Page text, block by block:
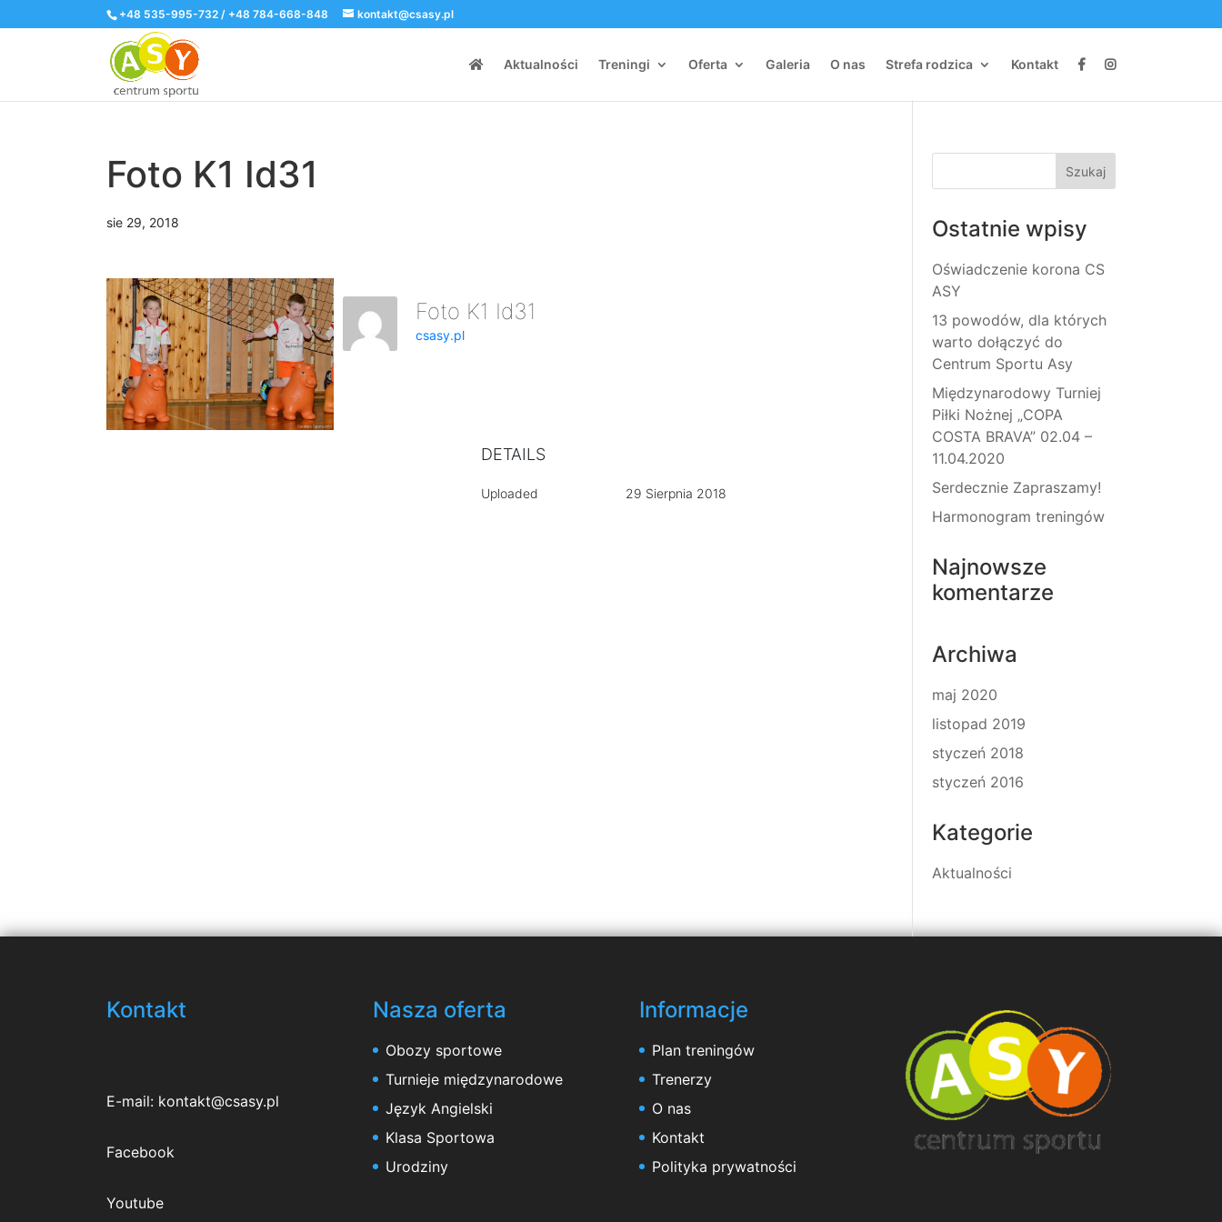
+48 535-995-732 / +48 784-668-848 kontakt@csasy.pl
Aktualności Treningi Oferta Galeria O nas Strefa rodzica Kontakt
Foto K1 Id31
sie 29, 2018
Foto K1 Id31
csasy.pl
DETAILS
Uploaded 29 Sierpnia 2018
Ostatnie wpisy
Oświadczenie korona CS
ASY
13 powodów, dla których
warto dołączyć do
Centrum Sportu Asy
Międzynarodowy Turniej
Piłki Nożnej „COPA
COSTA BRAVA” 02.04 –
11.04.2020
Serdecznie Zapraszamy!
Harmonogram treningów
Najnowsze
komentarze
Archiwa
maj 2020
listopad 2019
styczeń 2018
styczeń 2016
Kategorie
Aktualności
Kontakt
E-mail: kontakt@csasy.pl
Facebook
Youtube
Nasza oferta
Obozy sportowe
Turnieje międzynarodowe
Język Angielski
Klasa Sportowa
Urodziny
Informacje
Plan treningów
Trenerzy
O nas
Kontakt
Polityka prywatności